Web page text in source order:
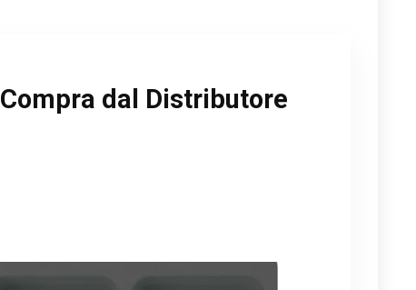
Compra dal Distributore